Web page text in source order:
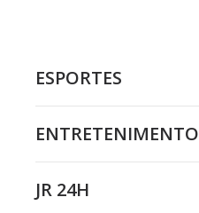
ESPORTES
ENTRETENIMENTO
JR 24H